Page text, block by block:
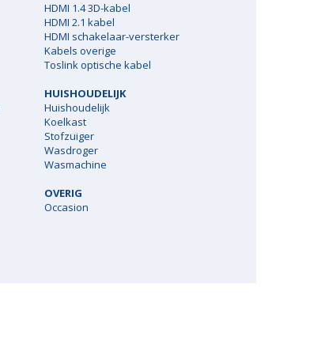
HDMI 1.4 3D-kabel
HDMI 2.1 kabel
HDMI schakelaar-versterker
Kabels overige
Toslink optische kabel
HUISHOUDELIJK
Huishoudelijk
Koelkast
Stofzuiger
Wasdroger
Wasmachine
OVERIG
Occasion